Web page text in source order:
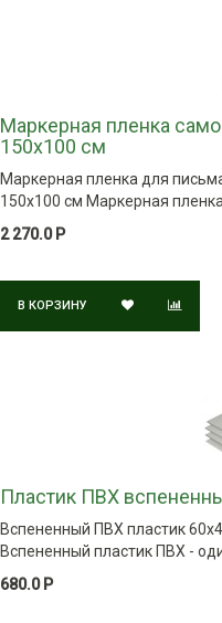
Маркерная пленка
150х100 см
Маркерная пленка для
150х100 см Маркерная
2 270.0 Р
В КОРЗИНУ
Пластик ПВХ
Вспененный ПВХ пластик
Вспененный пластик ПВХ -
680.0 Р